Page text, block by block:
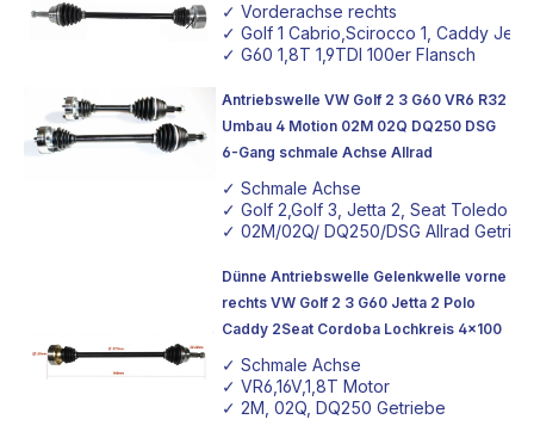
✓ Vorderachse rechts
✓ Golf 1 Cabrio,Scirocco 1, Caddy Jetta
✓ G60 1,8T 1,9TDI 100er Flansch
Antriebswelle VW Golf 2 3 G60 VR6 R32
Umbau 4 Motion 02M 02Q DQ250 DSG
6-Gang schmale Achse Allrad
✓ Schmale Achse
✓ Golf 2,Golf 3, Jetta 2, Seat Toledo
✓ 02M/02Q/ DQ250/DSG Allrad
Dünne Antriebswelle Gelenkwelle vorne
rechts VW Golf 2 3 G60 Jetta 2 Polo
Caddy 2Seat Cordoba Lochkreis 4x100
✓ Schmale Achse
✓ VR6,16V,1,8T Motor
✓ 2M, 02Q, DQ250 Getriebe